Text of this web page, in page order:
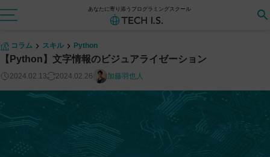
あなたに寄り添うプログラミングスクール
コラム スキル Python
【Python】文字情報のビジュアライゼーション
2024.02.13 2024.02.26 加藤羽也人